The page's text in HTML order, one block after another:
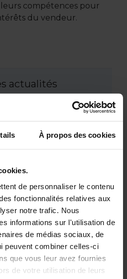
À propos des cookies
de personnaliser le contenu
fonctionnalités relatives aux
notre trafic. Nous
informations sur l'utilisation de
de médias sociaux, de
peuvent combiner celles-ci
que vous leur avez fournies
de votre utilisation de leurs
compétences pour
du vendeur.
actualités
Cup d’Arras
: une exposition dans
2026
: un nouveau lieu
convivial à la Pilaterie
à Wasquehal : 772 m²
au Château Blanc
2026
annuelle du Club de
: retour sur le bilan du
dans la Métropole